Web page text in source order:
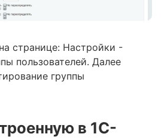
странице: Настройки -
пользователей. Далее
группы
в 1С-